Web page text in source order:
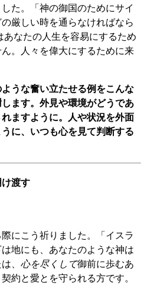
た。「神の御国のためにサイ
厳しい時を通らなければなら
あなたの人生を容易にするため
。人々を偉大にするために来
うな奮い立たせる例をこんな
ます。外見や環境がどうであ
ますように。人や状況を外面
に、いつも心を見て判断する
渡す
にこう祈りました。「イスラ
地にも、あなたのような神は
、 心を尽くして御前に歩むあ
約と愛とを守られる方です。